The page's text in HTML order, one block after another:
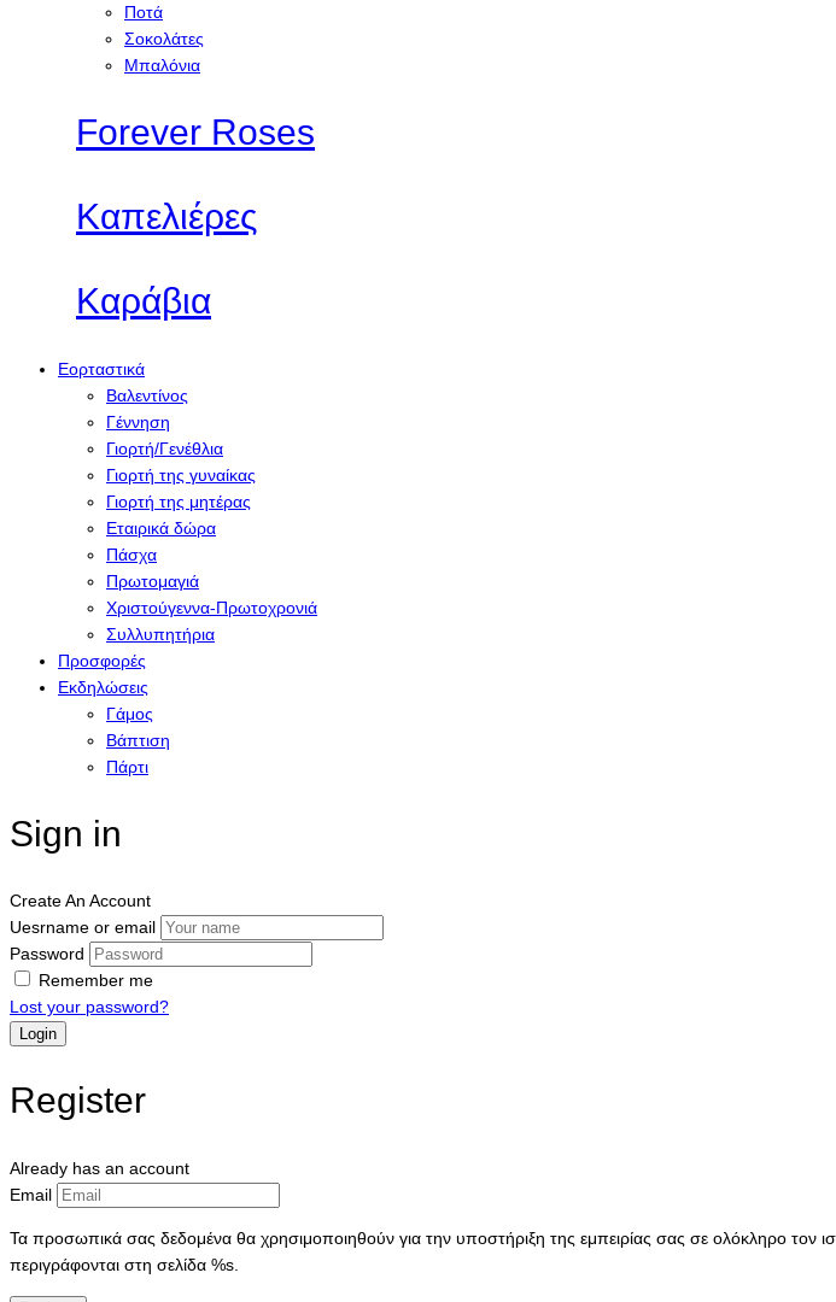
Ποτά
Σοκολάτες
Μπαλόνια
Forever Roses
Καπελιέρες
Καράβια
Εορταστικά
Βαλεντίνος
Γέννηση
Γιορτή/Γενέθλια
Γιορτή της γυναίκας
Γιορτή της μητέρας
Εταιρικά δώρα
Πάσχα
Πρωτομαγιά
Χριστούγεννα-Πρωτοχρονιά
Συλλυπητήρια
Προσφορές
Εκδηλώσεις
Γάμος
Βάπτιση
Πάρτι
Sign in
Create An Account
Uesrname or email
Password
Remember me
Lost your password?
Register
Already has an account
Email
Τα προσωπικά σας δεδομένα θα χρησιμοποιηθούν για την υποστήριξη της εμπειρίας σας σε ολόκληρο τον
περιγράφονται στη σελίδα %s.